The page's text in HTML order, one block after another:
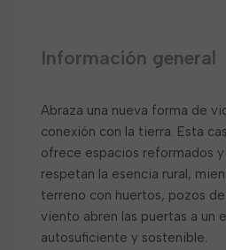
Información general
Abraza una nueva forma de
conexión con la tierra. Esta
ofrece espacios reformados
respetan la esencia rural,
terreno con huertos, pozos
viento abren las puertas a un
autosuficiente y sostenible.